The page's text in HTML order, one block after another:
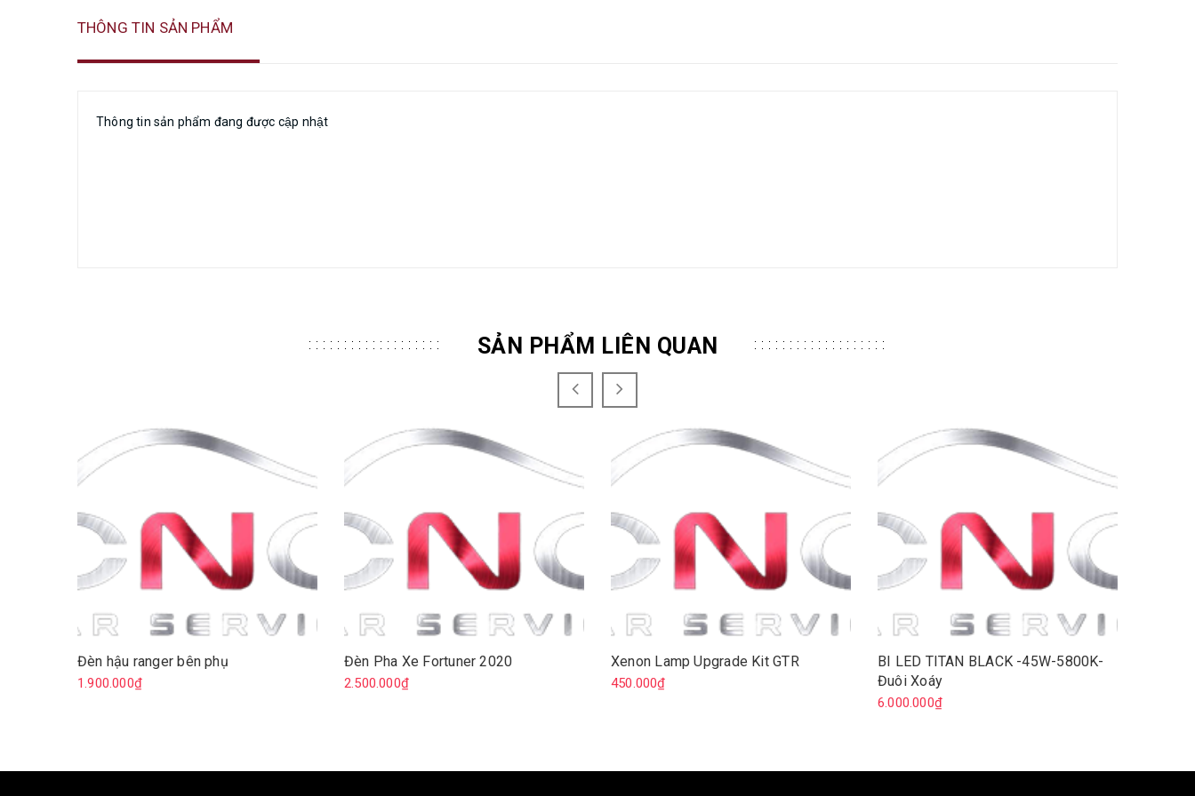
THÔNG TIN SẢN PHẨM
Thông tin sản phẩm đang được cập nhật
SẢN PHẨM LIÊN QUAN
Đèn hậu ranger bên phụ
1.900.000₫
Đèn Pha Xe Fortuner 2020
2.500.000₫
Xenon Lamp Upgrade Kit GTR
450.000₫
BI LED TITAN BLACK -45W-5800K-
Đuôi Xoáy
6.000.000₫